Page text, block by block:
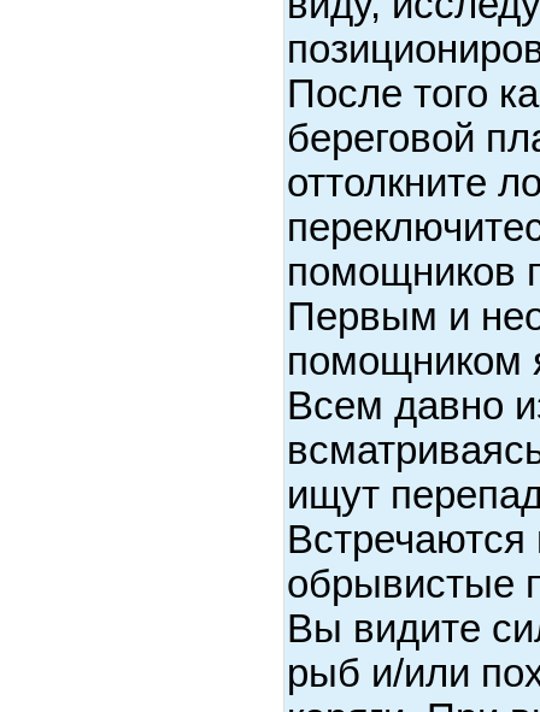
После того
береговой
оттолкните
помощников
Первым и
помощником
Всем давно
ищут
Встречаются
обрывистые
Вы видите
рыб и/или